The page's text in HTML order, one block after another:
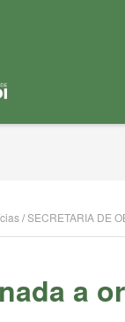
/SECRETARIA DE
a